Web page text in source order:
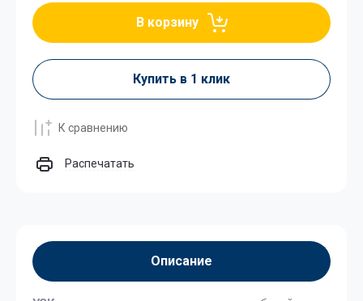
В корзину
Купить в 1 клик
К сравнению
Распечатать
Описание